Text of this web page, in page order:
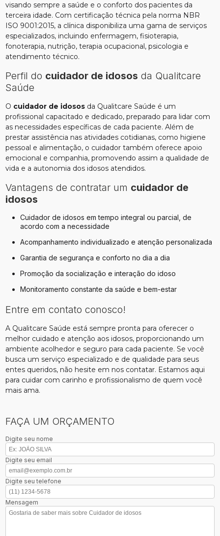
visando sempre a saúde e o conforto dos pacientes da
terceira idade. Com certificação técnica pela norma NBR
ISO 9001:2015, a clínica disponibiliza uma gama de serviços
especializados, incluindo enfermagem, fisioterapia,
fonoterapia, nutrição, terapia ocupacional, psicologia e
atendimento técnico.
Perfil do cuidador de idosos da Qualitcare
Saúde
O cuidador de idosos da Qualitcare Saúde é um
profissional capacitado e dedicado, preparado para lidar com
as necessidades específicas de cada paciente. Além de
prestar assistência nas atividades cotidianas, como higiene
pessoal e alimentação, o cuidador também oferece apoio
emocional e companhia, promovendo assim a qualidade de
vida e a autonomia dos idosos atendidos.
Vantagens de contratar um cuidador de
idosos
cuidador de idosos em tempo integral ou parcial, de
acordo com a necessidade
Acompanhamento individualizado e atenção personalizada
Garantia de segurança e conforto no dia a dia
Promoção da socialização e interação do idoso
Monitoramento constante da saúde e bem-estar
Entre em contato conosco!
A Qualitcare Saúde está sempre pronta para oferecer o
melhor cuidado e atenção aos idosos, proporcionando um
ambiente acolhedor e seguro para cada paciente. Se você
busca um serviço especializado e de qualidade para seus
entes queridos, não hesite em nos contatar. Estamos aqui
para cuidar com carinho e profissionalismo de quem você
mais ama.
FAÇA UM ORÇAMENTO
Digite seu nome
Digite seu email
Digite seu telefone
Mensagem